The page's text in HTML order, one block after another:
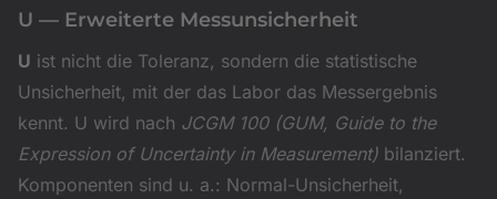
U — Erweiterte Messunsicherheit
U ist nicht die Toleranz, sondern die statistische
Unsicherheit, mit der das Labor das Messergebnis
kennt. U wird nach JCGM 100 (GUM, Guide to the
Expression of Uncertainty in Measurement) bilanziert.
Komponenten sind u. a.: Normal-Unsicherheit,